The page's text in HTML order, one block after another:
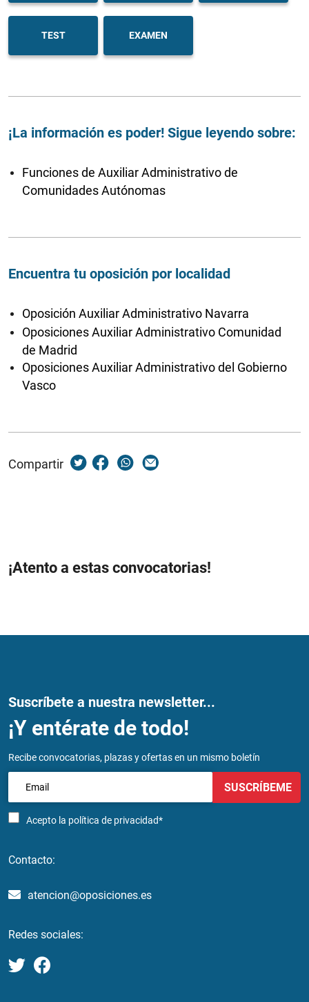
TEST EXAMEN
¡La información es poder! Sigue leyendo sobre:
Funciones de Auxiliar Administrativo de
Comunidades Autónomas
Encuentra tu oposición por localidad
Oposición Auxiliar Administrativo Navarra
Oposiciones Auxiliar Administrativo Comunidad
de Madrid
Oposiciones Auxiliar Administrativo del Gobierno
Vasco
Compartir
¡Atento a estas convocatorias!
Suscríbete a nuestra newsletter...
¡Y entérate de todo!
Recibe convocatorias, plazas y ofertas en un mismo boletín
Acepto la política de privacidad*
SUSCRÍBEME
Contacto:
atencion@oposiciones.es
Redes sociales: